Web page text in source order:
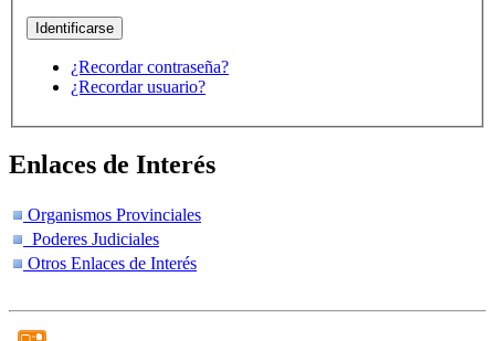
¿Recordar contraseña?
¿Recordar usuario?
Enlaces de Interés
Organismos Provinciales
Poderes Judiciales
Otros Enlaces de Interés